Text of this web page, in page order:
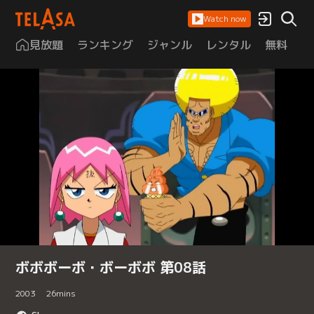
Watch now
見放題 ランキング ジャンル レンタル 無料
ボボボーボ・ボーボボ 第08話
2003 26mins